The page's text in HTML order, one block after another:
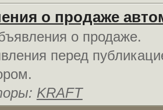
о продаже
о продаже.
перед
KRAFT